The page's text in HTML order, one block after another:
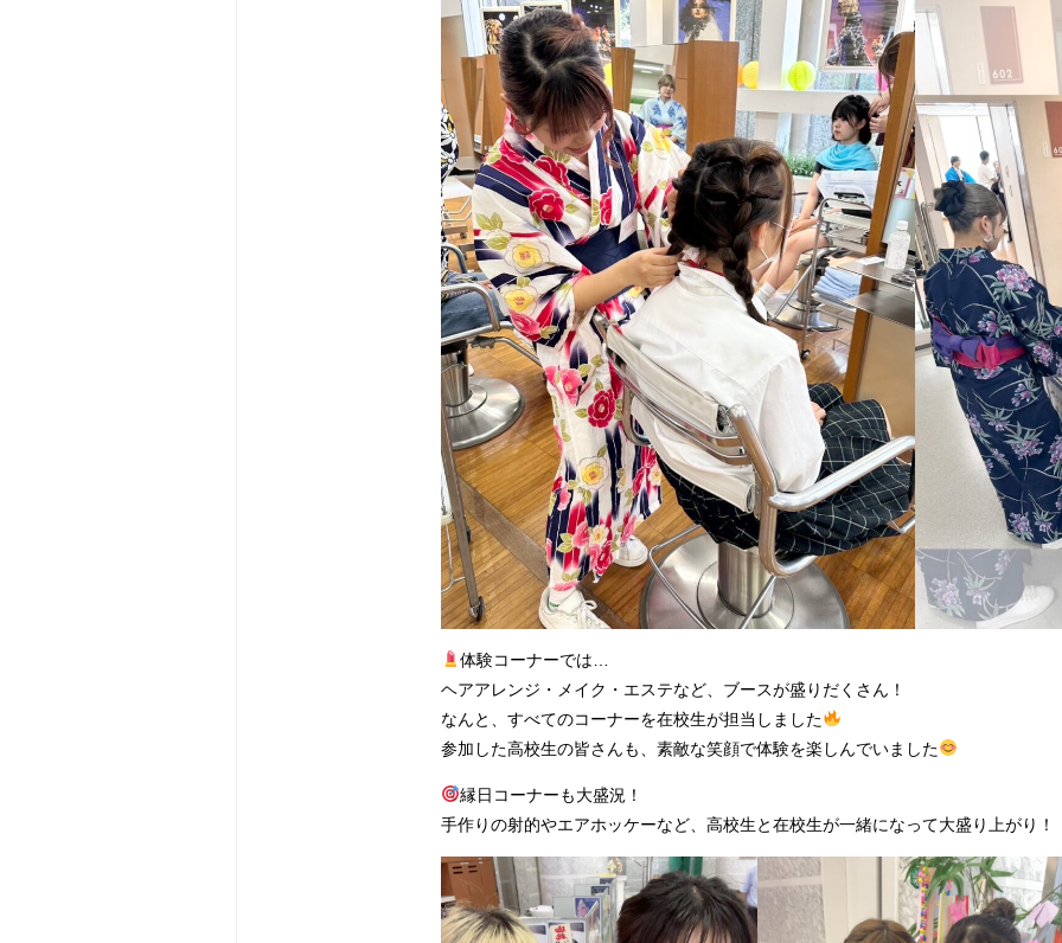
体験コーナーでは…
ヘアアレンジ・メイク・エステなど、ブースが盛りだくさん！
なんと、すべてのコーナーを在校生が担当しました
参加した高校生の皆さんも、素敵な笑顔で体験を楽しんでいました
縁日コーナーも大盛況！
手作りの射的やエアホッケーなど、高校生と在校生が一緒になって大盛り上がり！